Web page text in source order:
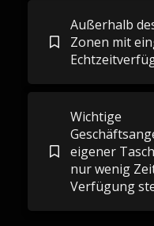
Außerhalb
Zonen mit
Wichtige
eigener
nur wenig
Verfügung